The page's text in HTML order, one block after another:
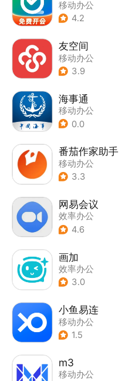
移动办公
4.2
友空间
移动办公
3.9
海事通
移动办公
0.0
番茄作家助手
移动办公
3.3
网易会议
效率办公
4.6
画加
效率办公
3.0
小鱼易连
移动办公
1.5
m3
移动办公